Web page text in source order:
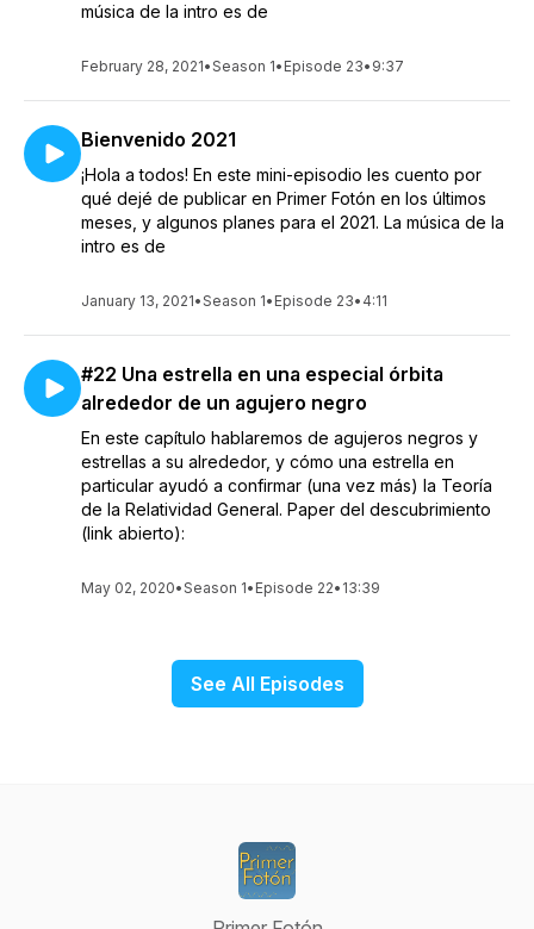
música de la intro es de
February 28, 2021•Season 1• Episode 23• 9:37
Bienvenido 2021
¡Hola a todos! En este mini-episodio les cuento por
qué dejé de publicar en Primer Fotón en los últimos
meses, y algunos planes para el 2021. La música de la
intro es de
January 13, 2021•Season 1• Episode 23• 4:11
#22 Una estrella en una especial órbita
alrededor de un agujero negro
En este capítulo hablaremos de agujeros negros y
estrellas a su alrededor, y cómo una estrella en
particular ayudó a confirmar (una vez más) la Teoría
de la Relatividad General. Paper del descubrimiento
(link abierto):
May 02, 2020•Season 1• Episode 22• 13:39
See All Episodes